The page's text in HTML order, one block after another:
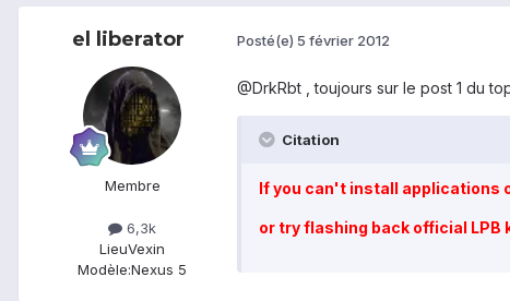
el liberator
Membre
6,3k
LieuVexin
Modèle:Nexus 5
Posté(e) 5 février 2012
@DrkRbt , toujours sur le post 1 du
Citation
If you can't install applications
or try flashing back official LPB